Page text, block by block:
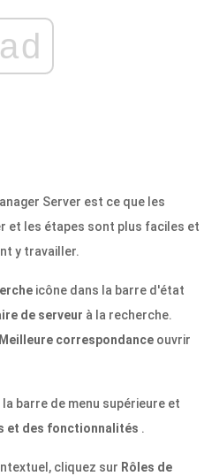
ad
Server est ce que les
et les étapes sont plus faciles et
y travailler.
icône dans la barre d'état
de serveur à la recherche.
Meilleure correspondance ouvrir
la barre de menu supérieure et
et des fonctionnalités .
cliquez sur Rôles de